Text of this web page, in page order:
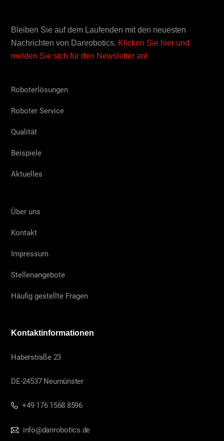
Bleiben Sie auf dem Laufenden mit den neuesten
Nachrichten von Danrobotics. Klicken Sie hier und
melden Sie sich für den Newsletter an!
Roboterlösungen
Roboter Service
Qualität
Beispiele
Aktuelles
Über uns
Kontakt
Impressum
Stellenangebote
Häufig gestellte Fragen
Kontaktinformationen
Haberstraße 23
DE-24537 Neumünster
+49 176 1568 8596
info@danrobotics.de